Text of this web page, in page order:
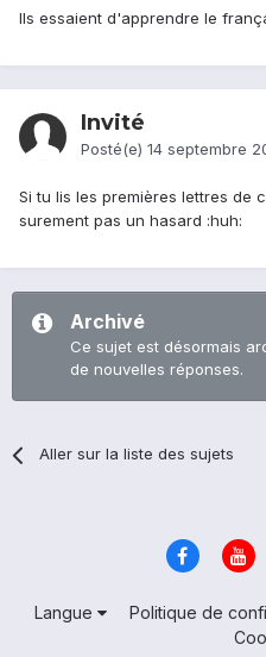
Ils essaient d'apprendre le
Invité
Posté(e) 14 septembre
Si tu lis les premières lettres de
surement pas un hasard :huh:
Archivé
Ce sujet est désormais
de nouvelles réponses.
Aller sur la liste des sujets
Langue Politique de